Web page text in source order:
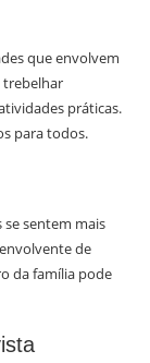
que envolvem
trebelhar
práticas.
para todos.
sentem mais
de
da família pode